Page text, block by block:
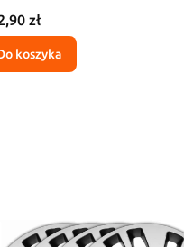
zł
koszyka